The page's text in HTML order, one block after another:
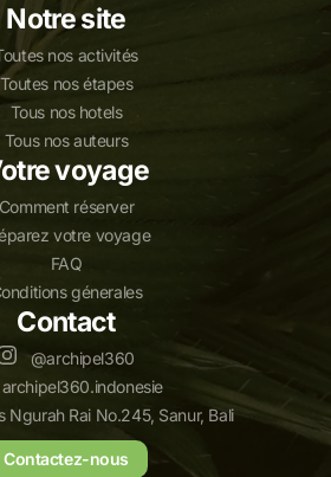
Notre site
nos activités
Toutes nos étapes
Tous nos hotels
Tous nos auteurs
voyage
Comment réserver
votre voyage
FAQ
génerales
Contact
@archipel360
archipel360.indonesie
Ngurah Rai No.245, Sanur, Bali
Contactez-nous